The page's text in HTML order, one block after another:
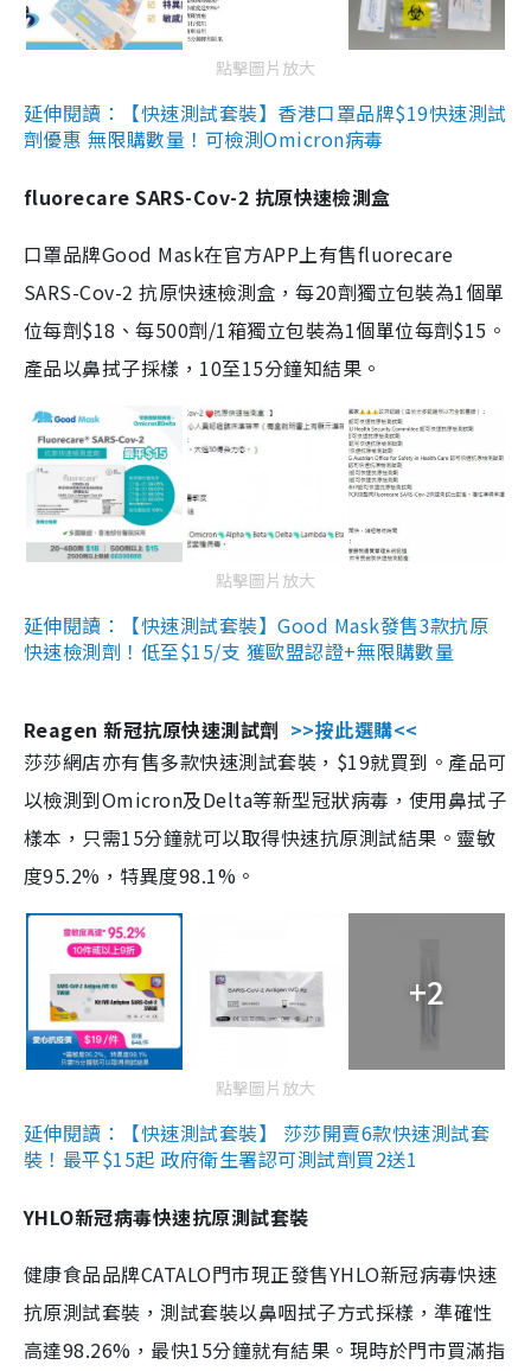
點擊圖片放大
延伸閱讀：【快速測試套裝】香港口罩品牌$19快速測試
劑優惠 無限購數量！可檢測Omicron病毒
fluorecare SARS-Cov-2 抗原快速檢測盒
口罩品牌Good Mask在官方APP上有售fluorecare
SARS-Cov-2 抗原快速檢測盒，每20劑獨立包裝為1個單
位每劑$18、每500劑/1箱獨立包裝為1個單位每劑$15。
產品以鼻拭子採樣，10至15分鐘知結果。
點擊圖片放大
延伸閱讀：【快速測試套裝】Good Mask發售3款抗原
快速檢測劑！低至$15/支 獲歐盟認證+無限購數量
Reagen 新冠抗原快速測試劑 >>按此選購<<
莎莎網店亦有售多款快速測試套裝，$19就買到。產品可
以檢測到Omicron及Delta等新型冠狀病毒，使用鼻拭子
樣本，只需15分鐘就可以取得快速抗原測試結果。靈敏
度95.2%，特異度98.1%。
+2
點擊圖片放大
延伸閱讀：【快速測試套裝】 莎莎開賣6款快速測試套
裝！最平$15起 政府衛生署認可測試劑買2送1
YHLO新冠病毒快速抗原測試套裝
健康食品品牌CATALO門市現正發售YHLO新冠病毒快速
抗原測試套裝，測試套裝以鼻咽拭子方式採樣，準確性
高達98.26%，最快15分鐘就有結果。現時於門市買滿指